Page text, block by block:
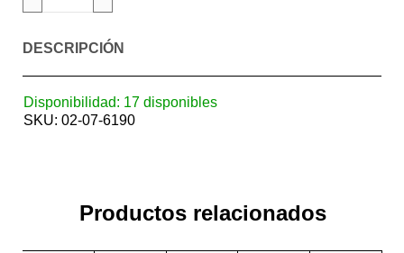
DESCRIPCIÓN
Disponibilidad: 17 disponibles
SKU: 02-07-6190
Productos relacionados